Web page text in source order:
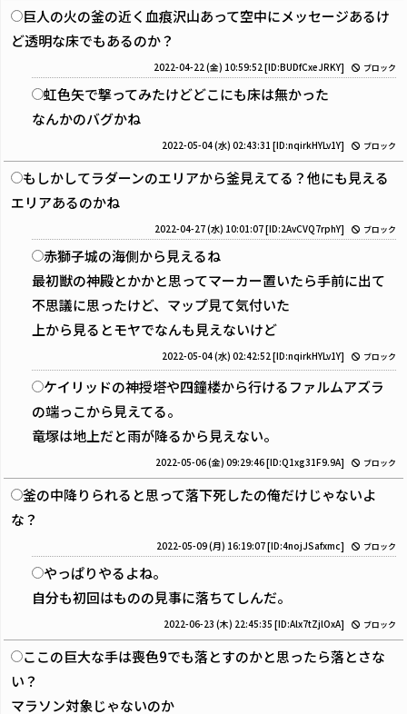
巨人の火の釜の近く血痕沢山あって空中にメッセージあるけ
ど透明な床でもあるのか？
2022-04-22 (金) 10:59:52 [ID:BUDfCxeJRKY] ブロック
虹色矢で撃ってみたけどどこにも床は無かった
なんかのバグかね
2022-05-04 (水) 02:43:31 [ID:nqirkHYLv1Y] ブロック
もしかしてラダーンのエリアから釜見えてる？他にも見える
エリアあるのかね
2022-04-27 (水) 10:01:07[ID:2AvCVQ7rphY] ブロック
赤獅子城の海側から見えるね
最初獣の神殿とかかと思ってマーカー置いたら手前に出て
不思議に思ったけど、マップ見て気付いた
上から見るとモヤでなんも見えないけど
2022-05-04 (水) 02:42:52 [ID:nqirkHYLv1Y] ブロック
ケイリッドの神授塔や四鐘楼から行けるファルムアズラ
の端っこから見えてる。
竜塚は地上だと雨が降るから見えない。
2022-05-06 (金) 09:29:46[ID:Q1xg31F9.9A] ブロック
釜の中降りられると思って落下死したの俺だけじゃないよ
な？
2022-05-09 (月) 16:19:07[ID:4nojJSafxmc] ブロック
やっぱりやるよね。
自分も初回はものの見事に落ちてしんだ。
2022-06-23 (木) 22:45:35 [ID:Alx7tZjlOxA] ブロック
ここの巨大な手は喪色9でも落とすのかと思ったら落とさな
い？
マラソン対象じゃないのか